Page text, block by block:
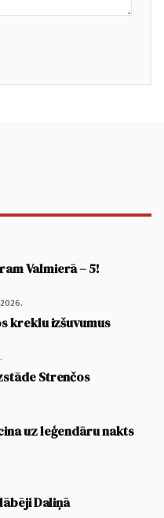
Valmierā – 5!
kreklu izšuvumus
Strenčos
uz leģendāru nakts
Daliņā